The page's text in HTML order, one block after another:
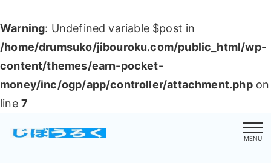
Warning: Undefined variable $post in
/home/drumsuko/jibouroku.com/public_html/wp-
content/themes/earn-pocket-
money/inc/ogp/app/controller/attachment.phpon
line 7
MENU